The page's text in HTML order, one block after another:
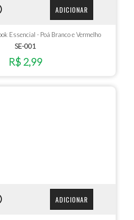
ADICIONAR
Essencial - Poá Branco e Vermelho
SE-001
R$ 2,99
ADICIONAR